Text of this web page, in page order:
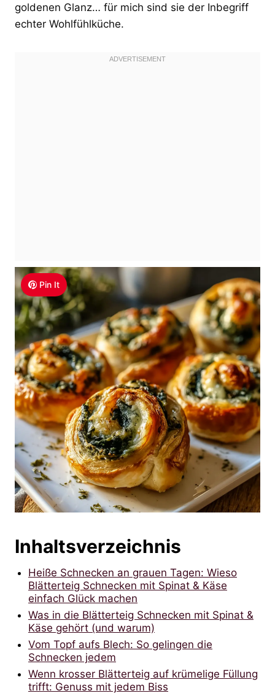
goldenen Glanz… für mich sind sie der Inbegriff
echter Wohlfühlküche.
Pin It
Inhaltsverzeichnis
Heiße Schnecken an grauen Tagen: Wieso
Blätterteig Schnecken mit Spinat & Käse
einfach Glück machen
Was in die Blätterteig Schnecken mit Spinat &
Käse gehört (und warum)
Vom Topf aufs Blech: So gelingen die
Schnecken jedem
Wenn krosser Blätterteig auf krümelige Füllung
trifft: Genuss mit jedem Biss